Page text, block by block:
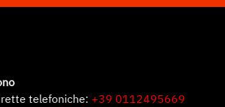
telefoniche: +39 0112495669